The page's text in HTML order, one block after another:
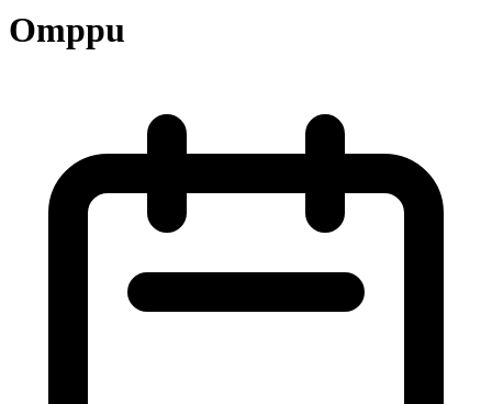
Omppu